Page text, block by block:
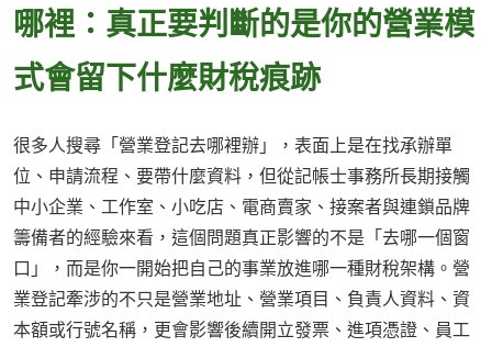
哪裡：真正要判斷的是你的營業模
式會留下什麼財稅痕跡
很多人搜尋「營業登記去哪裡辦」，表面上是在找承辦單
位、申請流程、要帶什麼資料，但從記帳士事務所長期接觸
中小企業、工作室、小吃店、電商賣家、接案者與連鎖品牌
籌備者的經驗來看，這個問題真正影響的不是「去哪一個窗
口」，而是你一開始把自己的事業放進哪一種財稅架構。營
業登記牽涉的不只是營業地址、營業項目、負責人資料、資
本額或行號名稱，更會影響後續開立發票、進項憑證、員工